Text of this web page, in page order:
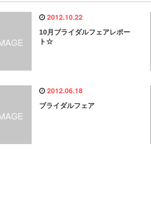
2012.10.22
10月ブライダルフェアレポー
ト☆
2012.06.18
ブライダルフェア